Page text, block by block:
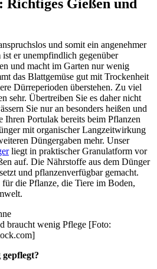
Gießen und
und somit ein angenehmer
er unempfindlich gegenüber
und macht im Garten nur wenig
das Blattgemüse gut mit Trockenheit
Dürreperioden überstehen. Zu viel
sehr. Übertreiben Sie es daher nicht
Sie nur an besonders heißen und
Ihren Portulak bereits beim Pflanzen
mit organischer Langzeitwirkung
Düngergaben mehr. Unser
liegt in praktischer Granulatform vor
auf. Die Nährstoffe aus dem Dünger
und pflanzenverfügbar gemacht.
für die Pflanze, die Tiere im Boden,
braucht wenig Pflege [Foto: